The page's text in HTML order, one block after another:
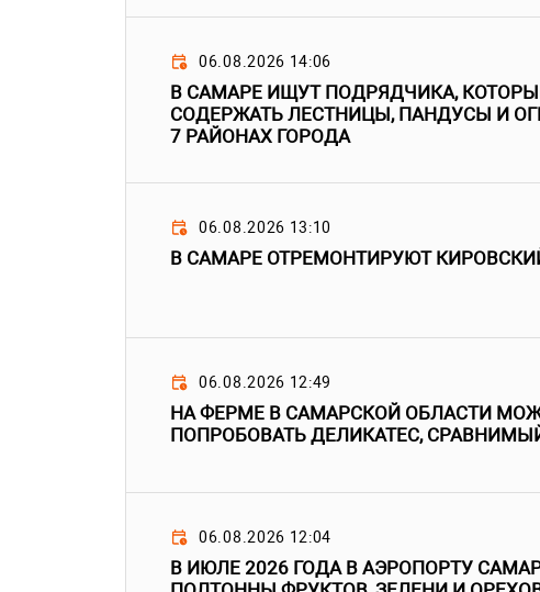
06.08.2026 14:06
В САМАРЕ ИЩУТ ПОДРЯДЧИКА,
СОДЕРЖАТЬ ЛЕСТНИЦЫ, ПАНДУСЫ И
7 РАЙОНАХ ГОРОДА
06.08.2026 13:10
В САМАРЕ ОТРЕМОНТИРУЮТ
06.08.2026 12:49
НА ФЕРМЕ В САМАРСКОЙ ОБЛАСТИ
ПОПРОБОВАТЬ ДЕЛИКАТЕС,
06.08.2026 12:04
В ИЮЛЕ 2026 ГОДА В АЭРОПОРТУ